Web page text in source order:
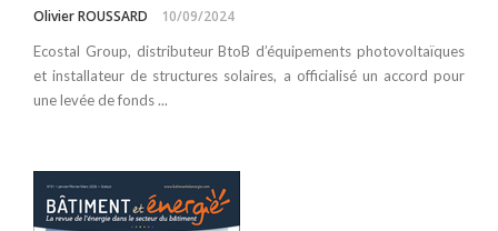
Olivier ROUSSARD 10/09/2024
Ecostal Group, distributeur BtoB d’équipements photovoltaïques
et installateur de structures solaires, a officialisé un accord pour
une levée de fonds ...